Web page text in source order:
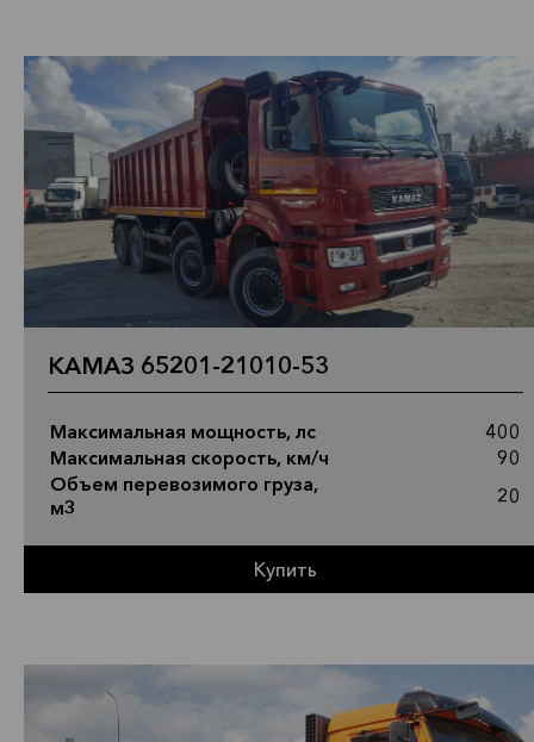
КАМАЗ 65201-21010-53
Максимальная мощность, лс
400
Максимальная скорость, км/ч
90
Объем перевозимого груза,
м3
20
Купить